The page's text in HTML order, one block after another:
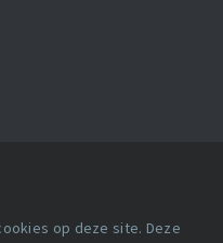
op deze site. Deze